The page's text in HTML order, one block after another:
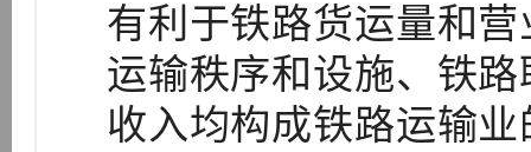
有利于铁路货运量和
运输秩序和设施、铁
收入均构成铁路运输